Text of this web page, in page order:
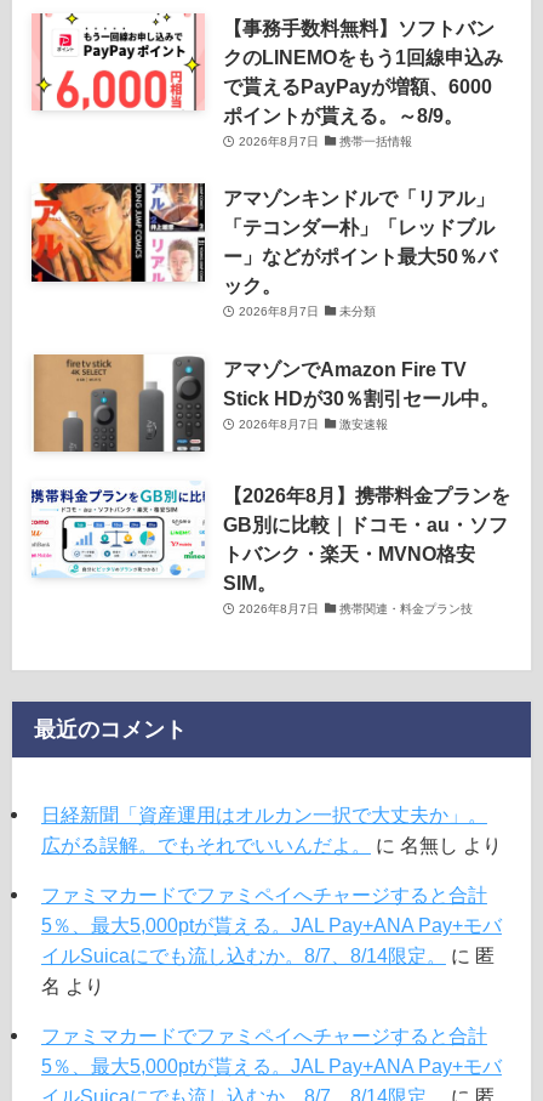
【事務手数料無料】ソフトバン
クのLINEMOをもう1回線申込み
で貰えるPayPayが増額、6000
ポイントが貰える。～8/9。
2026年8月7日 携帯一括情報
アマゾンキンドルで「リアル」
「テコンダー朴」「レッドブル
ー」などがポイント最大50％バ
ック。
2026年8月7日 未分類
アマゾンでAmazon Fire TV
Stick HDが30％割引セール中。
2026年8月7日 激安速報
【2026年8月】携帯料金プランを
GB別に比較｜ドコモ・au・ソフ
トバンク・楽天・MVNO格安
SIM。
2026年8月7日 携帯関連・料金プラン技
最近のコメント
日経新聞「資産運用はオルカン一択で大丈夫か」。
広がる誤解。でもそれでいいんだよ。
に 名無し より
ファミマカードでファミペイへチャージすると合計
5％、最大5,000ptが貰える。JAL Pay+ANA Pay+モバ
イルSuicaにでも流し込むか。8/7、8/14限定。
に 匿
名 より
ファミマカードでファミペイへチャージすると合計
5％、最大5,000ptが貰える。JAL Pay+ANA Pay+モバ
イルSuicaにでも流し込むか。8/7、8/14限定。
に 匿